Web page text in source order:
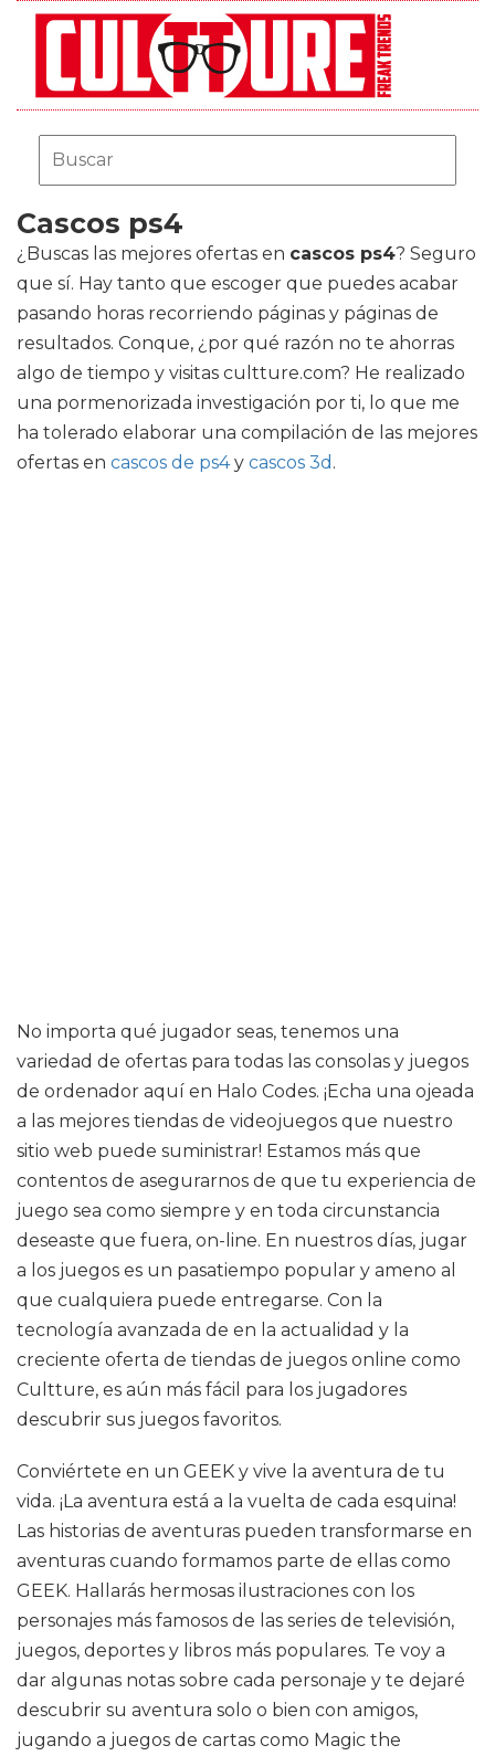
Cascos ps4
¿Buscas las mejores ofertas en cascos ps4? Seguro
que sí. Hay tanto que escoger que puedes acabar
pasando horas recorriendo páginas y páginas de
resultados. Conque, ¿por qué razón no te ahorras
algo de tiempo y visitas cultture.com? He realizado
una pormenorizada investigación por ti, lo que me
ha tolerado elaborar una compilación de las mejores
ofertas en cascos de ps4y cascos 3d .
No importa qué jugador seas, tenemos una
variedad de ofertas para todas las consolas y juegos
de ordenador aquí en Halo Codes. ¡Echa una ojeada
a las mejores tiendas de videojuegos que nuestro
sitio web puede suministrar! Estamos más que
contentos de asegurarnos de que tu experiencia de
juego sea como siempre y en toda circunstancia
deseaste que fuera, on-line. En nuestros días, jugar
a los juegos es un pasatiempo popular y ameno al
que cualquiera puede entregarse. Con la
tecnología avanzada de en la actualidad y la
creciente oferta de tiendas de juegos online como
Cultture, es aún más fácil para los jugadores
descubrir sus juegos favoritos.
Conviértete en un GEEK y vive la aventura de tu
vida. ¡La aventura está a la vuelta de cada esquina!
Las historias de aventuras pueden transformarse en
aventuras cuando formamos parte de ellas como
GEEK. Hallarás hermosas ilustraciones con los
personajes más famosos de las series de televisión,
juegos, deportes y libros más populares. Te voy a
dar algunas notas sobre cada personaje y te dejaré
descubrir su aventura solo o bien con amigos,
jugando a juegos de cartas como Magic the